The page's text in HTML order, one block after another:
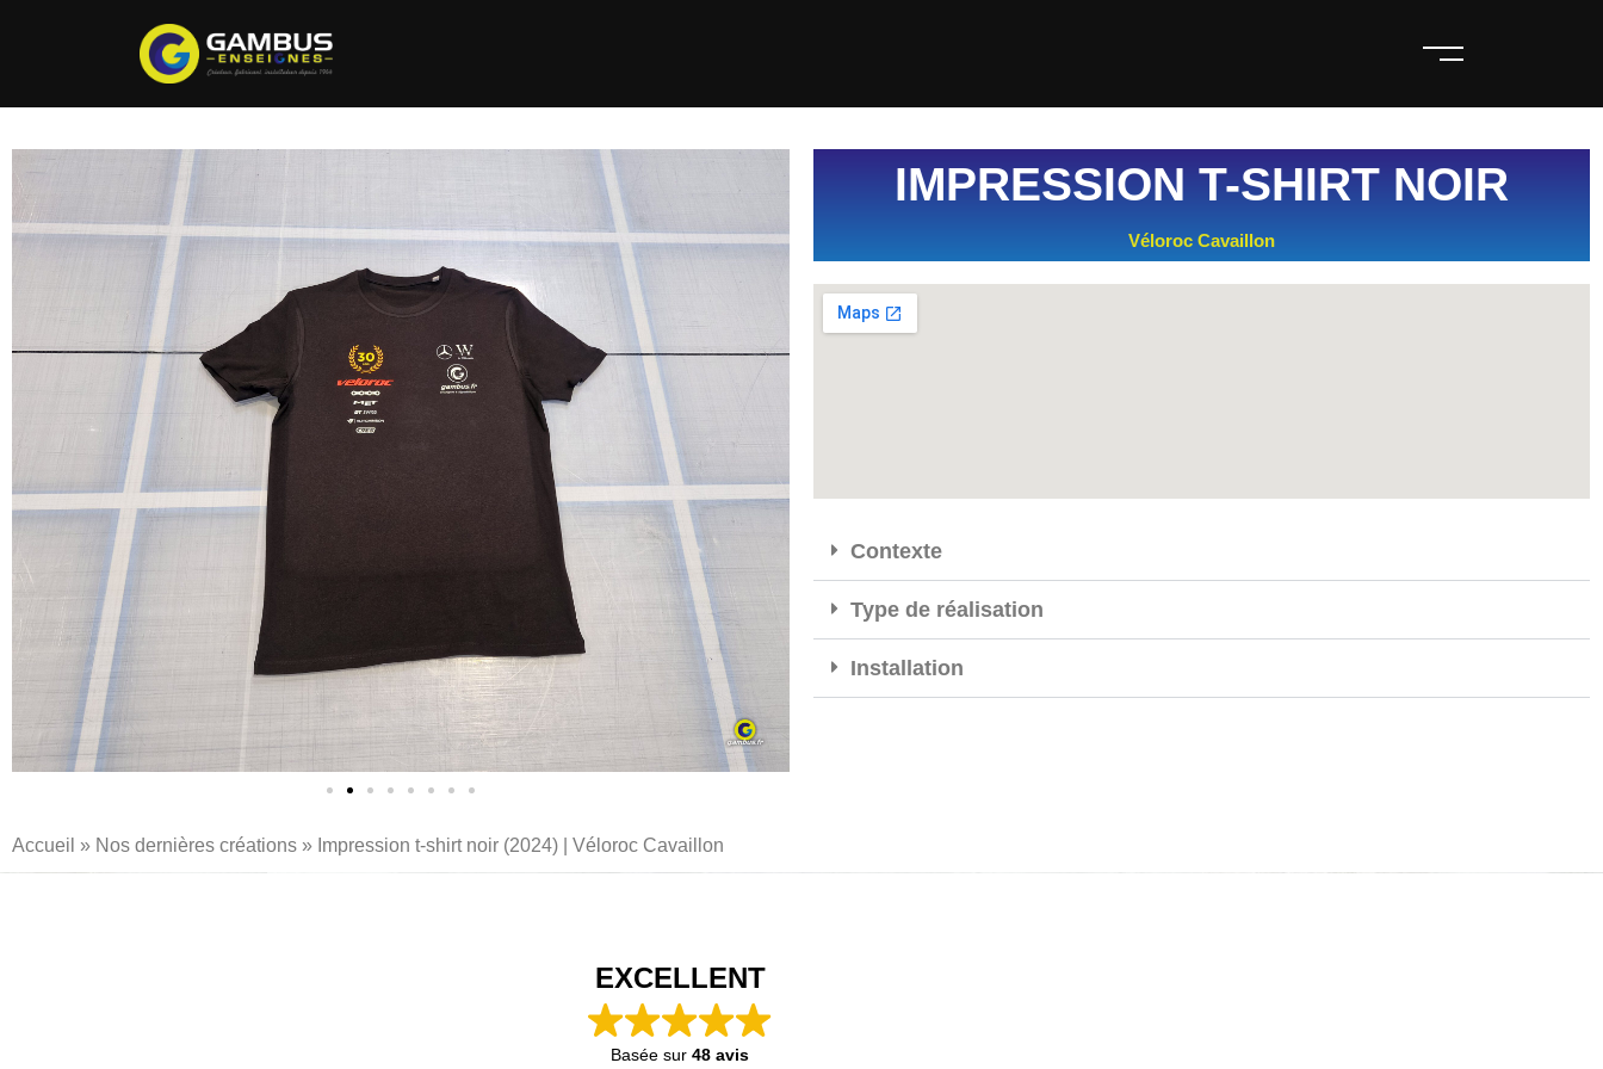
IMPRESSION T-SHIRT NOIR
Véloroc Cavaillon
Contexte
Type de réalisation
Installation
Accueil » Nos dernières créations » Impression t-shirt noir (2024) | Véloroc Cavaillon
EXCELLENT
Basée sur 48 avis